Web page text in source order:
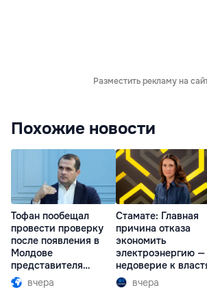
Разместить рекламу на
Похожие новости
Тофан пообещал
провести проверку
после появления в
Молдове
представителя
Южной Осетии
вчера
Стамате: Главная
причина отказа
экономить
электроэнергию —
недоверие к
вчера